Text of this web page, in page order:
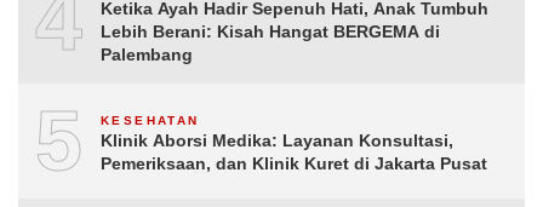
4
Ketika Ayah Hadir Sepenuh Hati, Anak Tumbuh
Lebih Berani: Kisah Hangat BERGEMA di
Palembang
5 KESEHATAN
Klinik Aborsi Medika: Layanan Konsultasi,
Pemeriksaan, dan Klinik Kuret di Jakarta Pusat